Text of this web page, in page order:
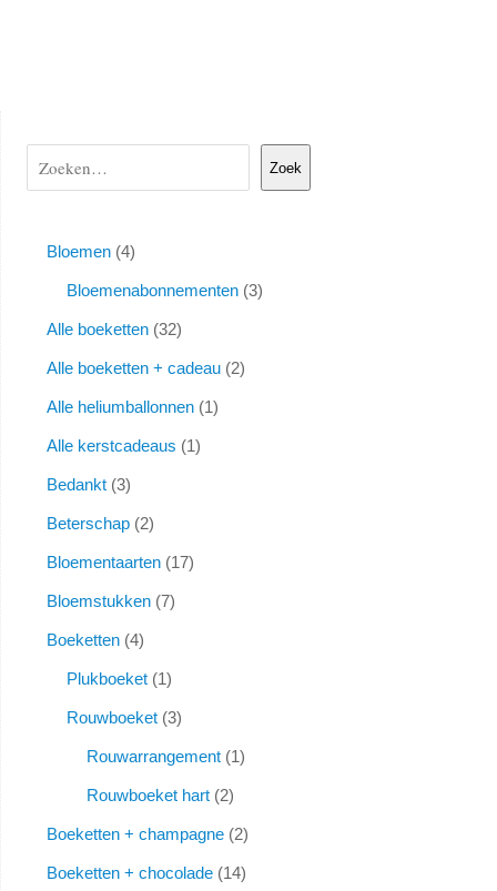
Zoek
Bloemen 4
Bloemenabonnementen 3
Alle boeketten 32
Alle boeketten + cadeau 2
Alle heliumballonnen 1
Alle kerstcadeaus 1
Bedankt 3
Beterschap 2
Bloementaarten 17
Bloemstukken 7
Boeketten 4
Plukboeket 1
Rouwboeket 3
Rouwarrangement 1
Rouwboeket hart 2
Boeketten + champagne 2
Boeketten + chocolade 14